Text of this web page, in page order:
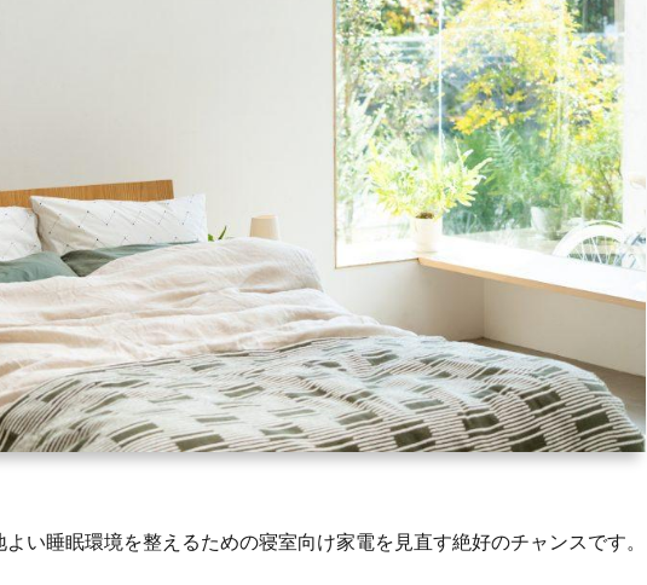
い睡眠環境を整えるための寝室向け家電を見直す絶好のチャンスです。